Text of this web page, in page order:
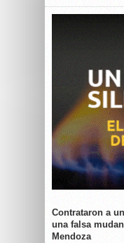
Contrataron a
una falsa
Mendoza